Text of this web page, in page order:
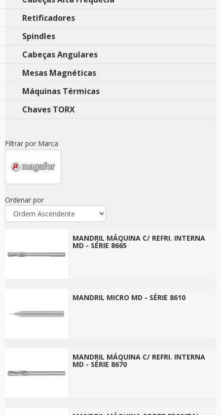
Retificadores
Spindles
Cabeças Angulares
Mesas Magnéticas
Máquinas Térmicas
Chaves TORX
Filtrar por Marca
Ordenar por
MANDRIL MÁQUINA C/ REFRI. INTERNA
MD - SÉRIE 8665
MANDRIL MICRO MD - SÉRIE 8610
MANDRIL MÁQUINA C/ REFRI. INTERNA
MD - SÉRIE 8670